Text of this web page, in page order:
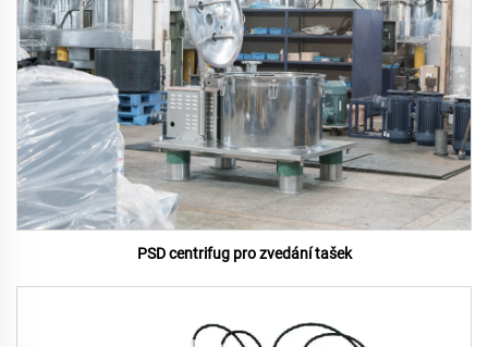
PSD centrifug pro zvedání tašek